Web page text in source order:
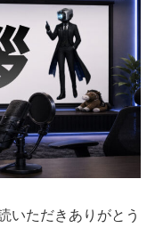
いただきありがとう